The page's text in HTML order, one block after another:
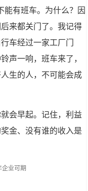
能有班车。为什么？因
来都关门了。我记得
车经过一家工厂门
声一响，班车来了，
生的人，不可能会成
会早起。记住，利益
金、没有谁的收入是